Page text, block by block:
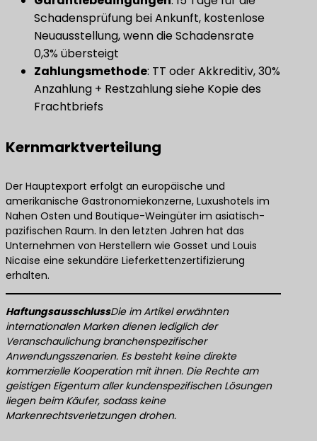
Schadensprüfung bei Ankunft, kostenlose
Neuausstellung, wenn die Schadensrate
0,3% übersteigt
Zahlungsmethode​: TT oder Akkreditiv, 30%
Anzahlung + Restzahlung siehe Kopie des
Frachtbriefs
Kernmarktverteilung
Der Hauptexport erfolgt an europäische und
amerikanische Gastronomiekonzerne, Luxushotels im
Nahen Osten und Boutique-Weingüter im asiatisch-
pazifischen Raum. In den letzten Jahren hat das
Unternehmen von Herstellern wie Gosset und Louis
Nicaise eine sekundäre Lieferkettenzertifizierung
erhalten.
HaftungsausschlussDie im Artikel erwähnten
internationalen Marken dienen lediglich der
Veranschaulichung branchenspezifischer
Anwendungsszenarien. Es besteht keine direkte
kommerzielle Kooperation mit ihnen. Die Rechte am
geistigen Eigentum aller kundenspezifischen Lösungen
liegen beim Käufer, sodass keine
Markenrechtsverletzungen drohen.